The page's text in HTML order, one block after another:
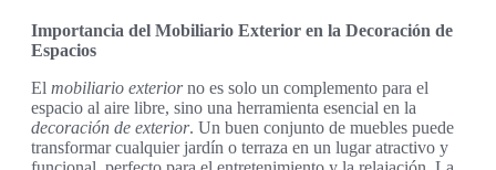
Importancia del Mobiliario Exterior en la Decoración de
Espacios
El mobiliario exteriorno es solo un complemento para el
espacio al aire libre, sino una herramienta esencial en la
decoración de exterior. Un buen conjunto de muebles puede
transformar cualquier jardín o terraza en un lugar atractivo y